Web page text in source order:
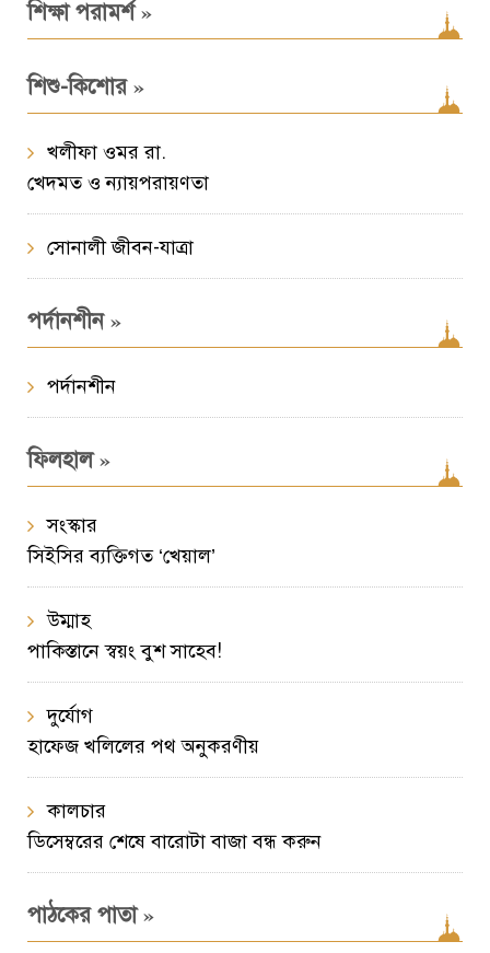
শিক্ষা পরামর্শ»
শিশু-কিশোর »
খলীফা ওমর রা.
খেদমত ও ন্যায়পরায়ণতা
সোনালী জীবন-যাত্রা
পর্দানশীন »
পর্দানশীন
ফিলহাল»
সংস্কার
সিইসির ব্যক্তিগত ‘খেয়াল’
উম্মাহ
পাকিস্তানে স্বয়ং বুশ সাহেব!
দুর্যোগ
হাফেজ খলিলের পথ অনুকরণীয়
কালচার
ডিসেম্বরের শেষে বারোটা বাজা বন্ধ করুন
পাঠকের পাতা»